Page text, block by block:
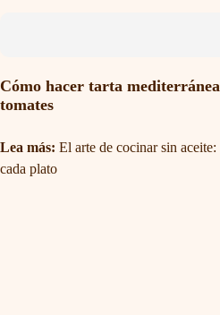
Cómo hacer tarta
tomates
Lea más: El arte de cocinar sin
cada plato